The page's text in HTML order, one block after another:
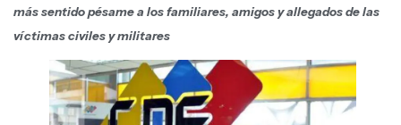
más sentido pésame a los familiares, amigos y allegados de las
víctimas civiles y militares